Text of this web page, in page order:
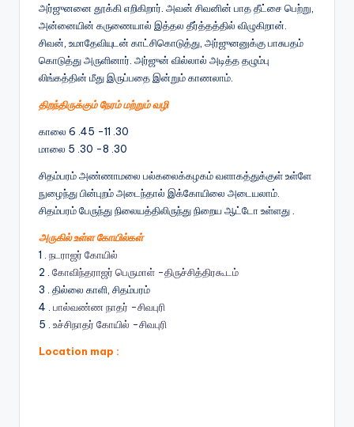
அர்ஜுனனை தூக்கி எறிகிறார். அவன் சிவனின் பாத தீட்சை பெற்று,
அன்னையின் கருணையால் இத்தல தீர்த்தத்தில் விழுகிறான்.
சிவன், உமாதேவியுடன் காட்சிகொடுத்து, அர்ஜுனனுக்கு பாசுபதம்
கொடுத்து அருளினார். அர்ஜுன் வில்லால் அடித்த தழும்பு
லிங்கத்தின் மீது இருப்பதை இன்றும் காணலாம்.
திறந்திருக்கும் நேரம் மற்றும் வழி
காலை 6 .45 -11 .30
மாலை 5 .30 -8 .30
சிதம்பரம் அண்ணாமலை பல்கலைக்கழகம் வளாகத்துக்குள் உள்ளே
நுழைந்து பின்புறம் அடைந்தால் இக்கோயிலை அடையலாம்.
சிதம்பரம் பேருந்து நிலையத்திலிருந்து நிறைய ஆட்டோ உள்ளது .
அருகில் உள்ள கோயில்கள்
1 . நடராஜர் கோயில்
2 . கோவிந்தராஜர் பெருமாள் -திருச்சித்திரகூடம்
3 . தில்லை காளி, சிதம்பரம்
4 . பால்வண்ண நாதர் -சிவபுரி
5 . உச்சிநாதர் கோயில் -சிவபுரி
Location map :